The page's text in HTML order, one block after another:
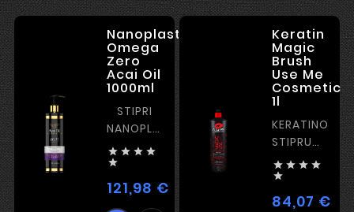
Nanoplastia
Omega
Zero
Acai Oil
1000ml
STIPRI
NANOPLASTIKA
SU
MAITINAMUOJU
POVEIKIU
   

121,98 €Kaina
Keratin
Magic
Brush
Use Me
Cosmetic
1l
KERATINO
STIPRUMAS
-
STIPRUS
   

84,07 €